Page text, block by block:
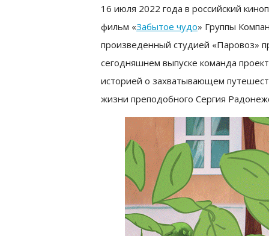
16 июля 2022 года в российский
фильм «Забытое чудо» Группы
произведенный студией «Паровоз»
сегодняшнем выпуске команда
историей о захватывающем
жизни преподобного Сергия